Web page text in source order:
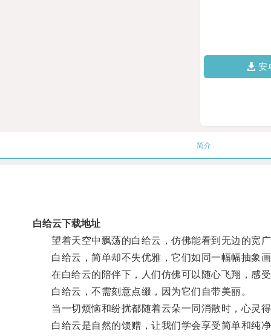
安
简介
白给云下载地址
望着天空中飘荡的白给云，仿佛能看到无边的宽
白给云，简单却不失优雅，它们如同一幅幅抽象画
在白给云的陪伴下，人们仿佛可以随心飞翔，感受
白给云，不需刻意点缀，因为它们自带美丽。
当一切烦恼和纷扰都随着云朵一同消散时，心灵得
白给云是自然的馈赠，让我们学会享受简单和纯